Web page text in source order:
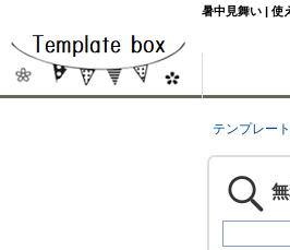
暑中見舞い | 使
テンプレー